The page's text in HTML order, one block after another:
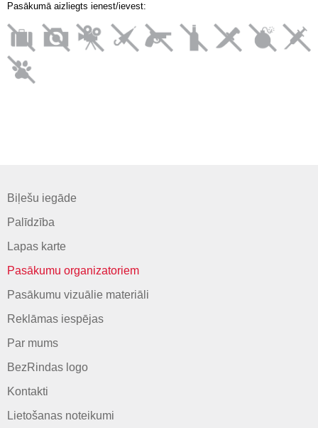
Pasākumā aizliegts ienest/ievest:
Biļešu iegāde
Palīdzība
Lapas karte
Pasākumu organizatoriem
Pasākumu vizuālie materiāli
Reklāmas iespējas
Par mums
BezRindas logo
Kontakti
Lietošanas noteikumi